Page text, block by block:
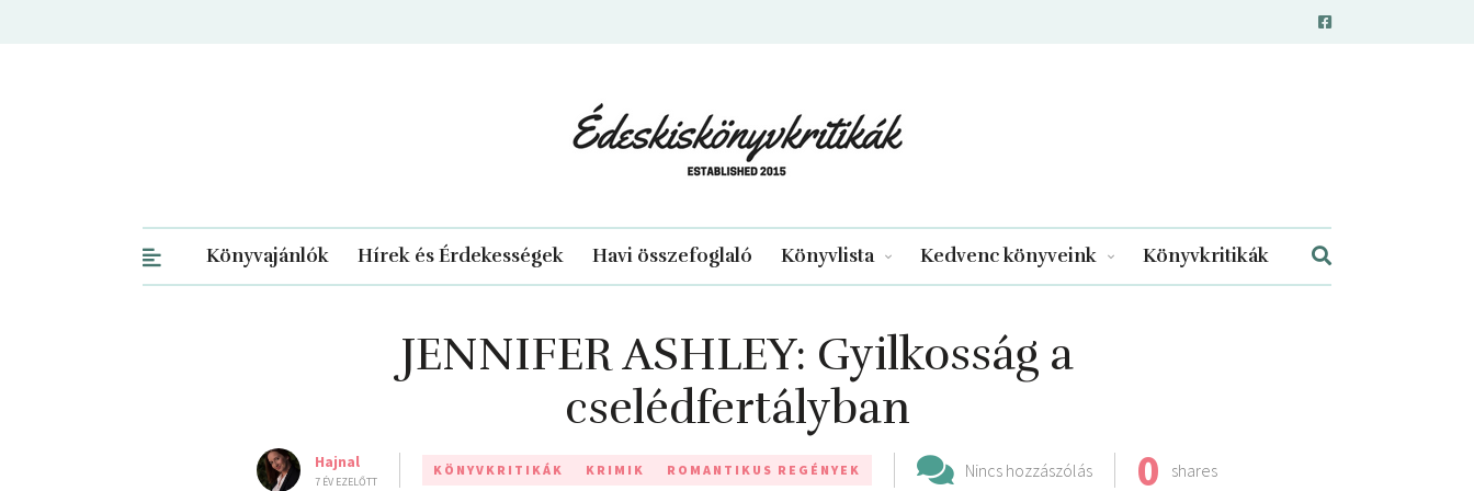
Könyvajánlók Hírek és Érdekességek Havi összefoglaló Könyvlista Kedvenc könyveink Könyvkritikák
JENNIFER ASHLEY: Gyilkosság a
cselédfertályban
Hajnal
7 ÉV EZELŐTT
KÖNYVKRITIKÁK KRIMIK ROMANTIKUS REGÉNYEK Nincs hozzászólás 0 shares